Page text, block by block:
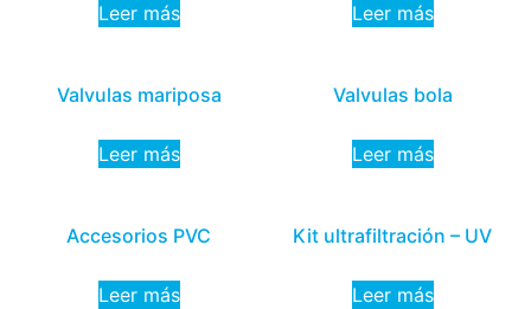
Leer más Leer más
Valvulas mariposa
Leer más
Valvulas bola
Leer más
Accesorios PVC
Leer más
Kit ultrafiltración – UV
Leer más